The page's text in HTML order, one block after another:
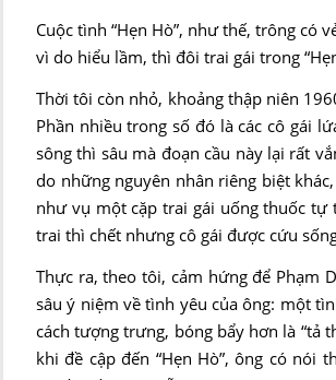
Cuộc tình “Hẹn Hò”, như thế, trông có
vì do hiểu lầm, thì đôi trai gái trong
Thời tôi còn nhỏ, khoảng thập niên
Phần nhiều trong số đó là các cô gái
sông thì sâu mà đoạn cầu này lại rất
do những nguyên nhân riêng biệt
như vụ một cặp trai gái uống thuốc tự
trai thì chết nhưng cô gái được cứu
Thực ra, theo tôi, cảm hứng để Phạm
sâu ý niệm về tình yêu của ông: một
cách tượng trưng, bóng bẩy hơn là “tả
khi đề cập đến “Hẹn Hò”, ông có